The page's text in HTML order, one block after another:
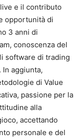
e il contributo
opportunità di
3 anni di
conoscenza del
software di trading
aggiunta,
di Value
passione per la
alla
accettando
personale e del